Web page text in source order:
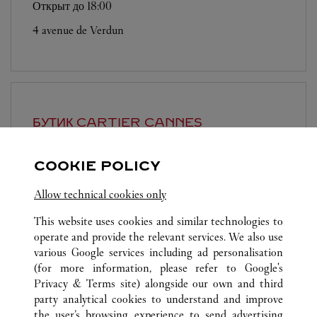
Открыт до 18:00
4 avenue de Verdun
БУТИК CARTIER CANNES
57 Boulevard de La Croisette
ВСЕ ТОЧКИ ПРОДАЖ CARTIER МОНАКО
MONACO
PLACE DU CASINO
COOKIE POLICY
Allow technical cookies only
This website uses cookies and similar technologies to
operate and provide the relevant services. We also use
various Google services including ad personalisation
(for more information, please refer to Google's
Privacy & Terms site) alongside our own and third
party analytical cookies to understand and improve